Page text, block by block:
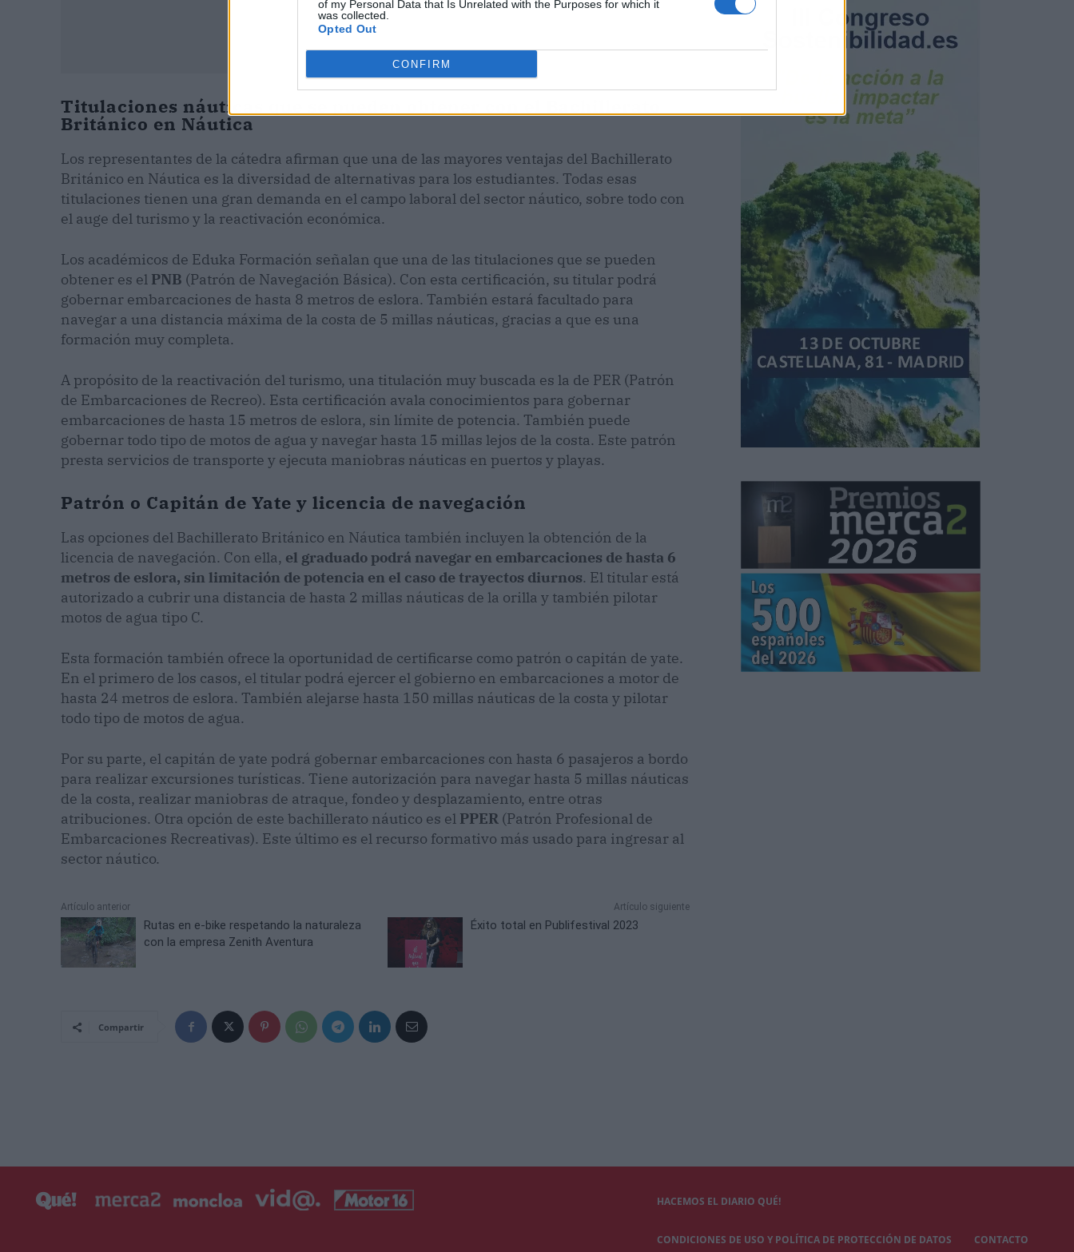
of my Personal Data that Is Unrelated with the Purposes for which it
was collected.
Opted Out
CONFIRM
Titulaciones náuticas que se pueden obtener con el Bachillerato
Británico en Náutica
Los representantes de la cátedra afirman que una de las mayores ventajas del Bachillerato
Británico en Náutica es la diversidad de alternativas para los estudiantes. Todas esas
titulaciones tienen una gran demanda en el campo laboral del sector náutico, sobre todo con
el auge del turismo y la reactivación económica.
Los académicos de Eduka Formación señalan que una de las titulaciones que se pueden
obtener es el PNB (Patrón de Navegación Básica). Con esta certificación, su titular podrá
gobernar embarcaciones de hasta 8 metros de eslora. También estará facultado para
navegar a una distancia máxima de la costa de 5 millas náuticas, gracias a que es una
formación muy completa.
A propósito de la reactivación del turismo, una titulación muy buscada es la de PER (Patrón
de Embarcaciones de Recreo). Esta certificación avala conocimientos para gobernar
embarcaciones de hasta 15 metros de eslora, sin límite de potencia. También puede
gobernar todo tipo de motos de agua y navegar hasta 15 millas lejos de la costa. Este patrón
presta servicios de transporte y ejecuta maniobras náuticas en puertos y playas.
Patrón o Capitán de Yate y licencia de navegación
Las opciones del Bachillerato Británico en Náutica también incluyen la obtención de la
licencia de navegación. Con ella, el graduado podrá navegar en embarcaciones de hasta 6
metros de eslora, sin limitación de potencia en el caso de trayectos diurnos. El titular está
autorizado a cubrir una distancia de hasta 2 millas náuticas de la orilla y también pilotar
motos de agua tipo C.
Esta formación también ofrece la oportunidad de certificarse como patrón o capitán de yate.
En el primero de los casos, el titular podrá ejercer el gobierno en embarcaciones a motor de
hasta 24 metros de eslora. También alejarse hasta 150 millas náuticas de la costa y pilotar
todo tipo de motos de agua.
Por su parte, el capitán de yate podrá gobernar embarcaciones con hasta 6 pasajeros a bordo
para realizar excursiones turísticas. Tiene autorización para navegar hasta 5 millas náuticas
de la costa, realizar maniobras de atraque, fondeo y desplazamiento, entre otras
atribuciones. Otra opción de este bachillerato náutico es el PPER (Patrón Profesional de
Embarcaciones Recreativas). Este último es el recurso formativo más usado para ingresar al
sector náutico.
Artículo anterior
Rutas en e-bike respetando la naturaleza
con la empresa Zenith Aventura
Artículo siguiente
Éxito total en Publifestival 2023
Compartir
HACEMOS EL DIARIO QUÉ!
CONDICIONES DE USO Y POLÍTICA DE PROTECCIÓN DE DATOS CONTACTO